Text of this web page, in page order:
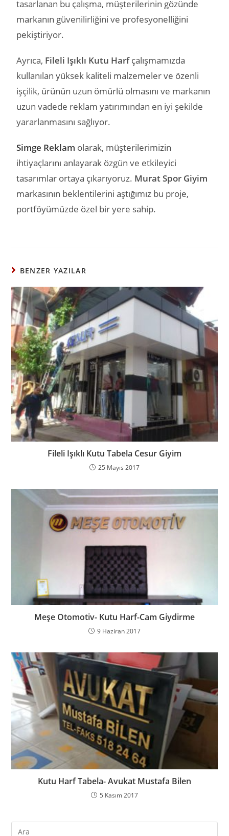
tasarlanan bu çalışma, müşterilerinin gözünde
markanın güvenilirliğini ve profesyonelliğini
pekiştiriyor.
Ayrıca, Fileli Işıklı Kutu Harfçalışmamızda
kullanılan yüksek kaliteli malzemeler ve özenli
işçilik, ürünün uzun ömürlü olmasını ve markanın
uzun vadede reklam yatırımından en iyi şekilde
yararlanmasını sağlıyor.
Simge Reklam olarak, müşterilerimizin
ihtiyaçlarını anlayarak özgün ve etkileyici
tasarımlar ortaya çıkarıyoruz. Murat Spor Giyim
markasının beklentilerini aştığımız bu proje,
portföyümüzde özel bir yere sahip.
BENZER YAZILAR
Fileli Işıklı Kutu Tabela Cesur Giyim
25 Mayıs 2017
Meşe Otomotiv- Kutu Harf-Cam Giydirme
9 Haziran 2017
Kutu Harf Tabela- Avukat Mustafa Bilen
5 Kasım 2017